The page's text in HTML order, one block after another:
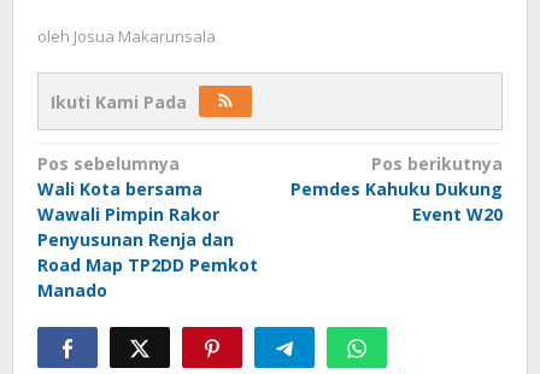
oleh Josua Makarunsala
Ikuti Kami Pada
Navigasi
pos
Pos sebelumnya
Wali Kota bersama
Wawali Pimpin Rakor
Penyusunan Renja dan
Road Map TP2DD Pemkot
Manado
Pos berikutnya
Pemdes Kahuku Dukung
Event W20